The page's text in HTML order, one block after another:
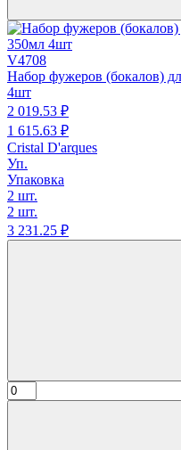
V4708
Набор фужеров
4шт
2 019.53 ₽
1 615.63 ₽
Cristal D'arques
Уп.
Упаковка
2 шт.
2 шт.
3 231.25 ₽